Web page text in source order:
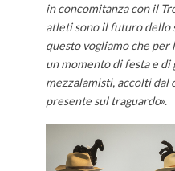
in concomitanza con il
atleti sono il futuro dello
questo vogliamo che per
un momento di festa e
mezzalamisti, accolti dal
presente sul traguardo».